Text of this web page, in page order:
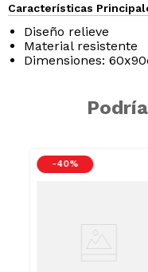
Características
Diseño relieve
Material resistente
Dimensiones:
-40 %